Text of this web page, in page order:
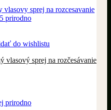
do wishlistu
sprej na rozčesávanie